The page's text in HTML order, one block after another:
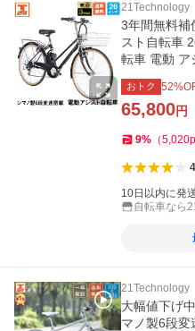
21Technology
3年間無料補
スト自転車
転車 電動 アシ
料 DACT266
おトク 52
65,800円
9% （5,020
10日以内に発
自転車なら
21Technology
大幅値下げ
マノ製6段変